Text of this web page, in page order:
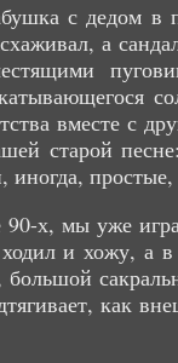
с дедом в
а
вместе с
старой
иногда,
90-х, мы уже
ходил и хожу,
как